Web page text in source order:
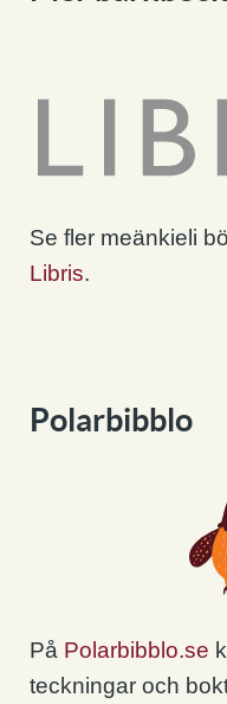
Se fler meänkieli
Libris.
Polarbibblo
På Polarbibblo.se
teckningar och